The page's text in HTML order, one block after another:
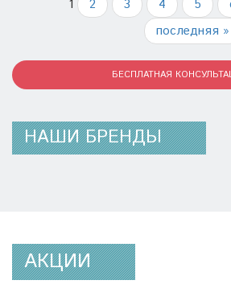
1 2 3 4 5
последняя »
БЕСПЛАТНАЯ
НАШИ БРЕНДЫ
АКЦИИ